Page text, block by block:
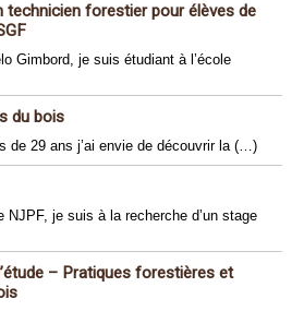
technicien forestier pour élèves de
Gimbord, je suis étudiant à l’école
du bois
de 29 ans j’ai envie de découvrir la (…)
NJPF, je suis à la recherche d’un stage
– Pratiques forestières et